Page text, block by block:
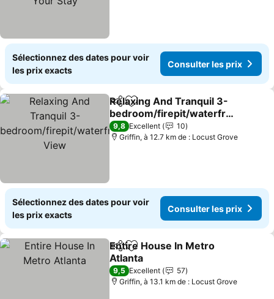
Sélectionnez des dates pour voir
les prix exacts
Consulter les prix
PartagerAjouter à mes favoris
Relaxing And Tranquil 3-
bedroom/firepit/waterfro
nt View
9,8 Excellent
10
Griffin, à 12.7 km de : Locust Grove
Sélectionnez des dates pour voir
les prix exacts
Consulter les prix
PartagerAjouter à mes favoris
Entire House In Metro
Atlanta
9,5 Excellent
57
Griffin, à 13.1 km de : Locust Grove